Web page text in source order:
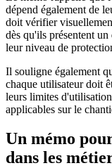
dépend également de
doit vérifier
dès qu'ils présentent
leur niveau de
Il souligne également
chaque utilisateur doit
leurs limites
applicables sur le
Un mémo
dans les